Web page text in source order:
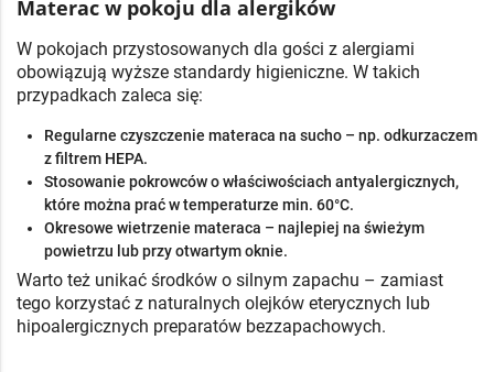
Materac w pokoju dla alergików
W pokojach przystosowanych dla gości z alergiami
obowiązują wyższe standardy higieniczne. W takich
przypadkach zaleca się:
Regularne czyszczenie materaca na sucho – np. odkurzaczem
z filtrem HEPA.
Stosowanie pokrowców o właściwościach antyalergicznych,
które można prać w temperaturze min. 60°C.
Okresowe wietrzenie materaca – najlepiej na świeżym
powietrzu lub przy otwartym oknie.
Warto też unikać środków o silnym zapachu – zamiast
tego korzystać z naturalnych olejków eterycznych lub
hipoalergicznych preparatów bezzapachowych.